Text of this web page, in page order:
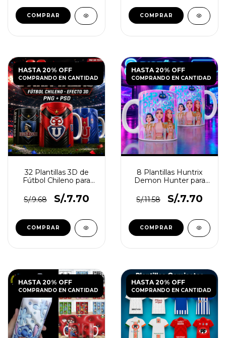
HASTA 20% OFF
COMPRANDO EN CANTIDAD
32 Plantillas 3D de
Fútbol Chileno para
S/.9.68
S/.7.70
HASTA 20% OFF
COMPRANDO EN CANTIDAD
8 Plantillas Huntrix
Demon Hunter para
S/.11.58
S/.7.70
HASTA 20% OFF
COMPRANDO EN CANTIDAD
HASTA 20% OFF
COMPRANDO EN CANTIDAD